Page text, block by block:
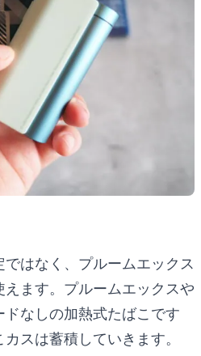
はなく、プルームエックス
ます。プルームエックスや
なしの加熱式たばこです
スは蓄積していきます。